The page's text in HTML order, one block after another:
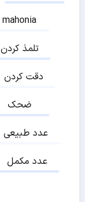
mahonia
تلمذ کردن
دقت کردن
ضحک
عدد طبیعی
عدد مکمل